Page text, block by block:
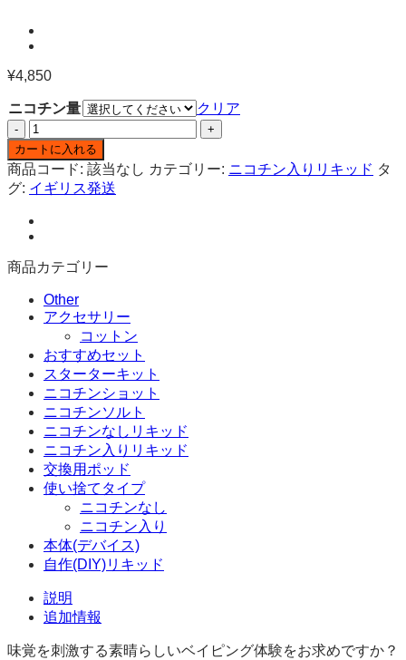
¥4,850
ニコチン量
クリア
KINGSTON
バ
ナ
ナ
イ
ス
ニ
コ
チ
ン
り
リ
キ
ッ
ド
100ml
個
カートに入れる
商品コード: 該当なし カテゴリー: ニコチン入りリキッド タ
グ: イギリス発送
商品カテゴリー
Other
アクセサリー
コットン
おすすめセット
スターターキット
ニコチンショット
ニコチンソルト
ニコチンなしリキッド
ニコチン入りリキッド
交換用ポッド
使い捨てタイプ
ニコチンなし
ニコチン入り
本体(デバイス)
自作(DIY)リキッド
説明
追加情報
味覚を刺激する素晴らしいベイピング体験をお求めですか？